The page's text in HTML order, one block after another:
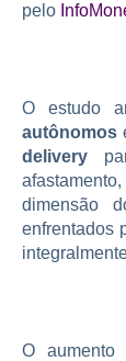
pelo
O estudo
autônomos
delivery
dimensão
enfrentados
O aumento